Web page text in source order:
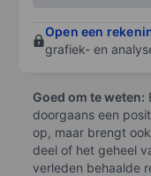
Open een
grafiek- en
Goed om te weten:
doorgaans een
op, maar brengt
deel of het geheel
verleden behaalde